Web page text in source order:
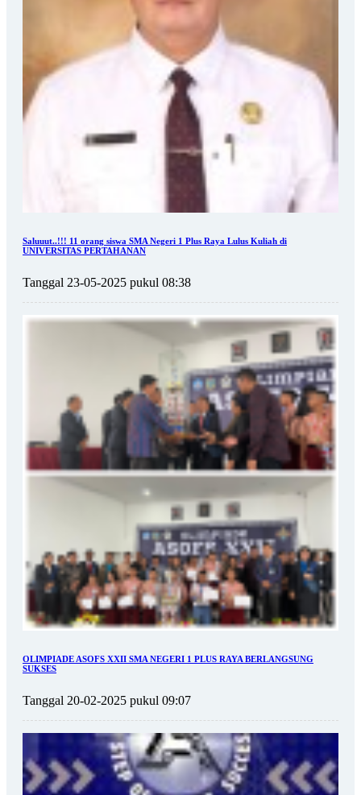
Saluuut..!!! 11 orang siswa SMA Negeri 1 Plus Raya Lulus Kuliah di
UNIVERSITAS PERTAHANAN
Tanggal 23-05-2025 pukul 08:38
OLIMPIADE ASOFS XXII SMA NEGERI 1 PLUS RAYA BERLANGSUNG
SUKSES
Tanggal 20-02-2025 pukul 09:07